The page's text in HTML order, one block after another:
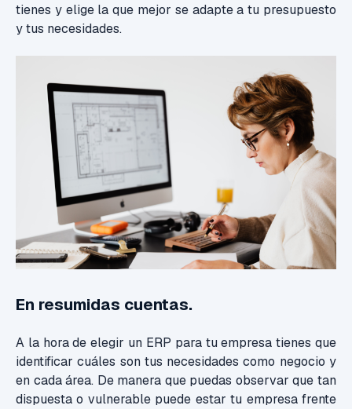
tienes y elige la que mejor se adapte a tu presupuesto
y tus necesidades.
En resumidas cuentas.
A la hora de elegir un ERP para tu empresa tienes que
identificar cuáles son tus necesidades como negocio y
en cada área. De manera que puedas observar que tan
dispuesta o vulnerable puede estar tu empresa frente